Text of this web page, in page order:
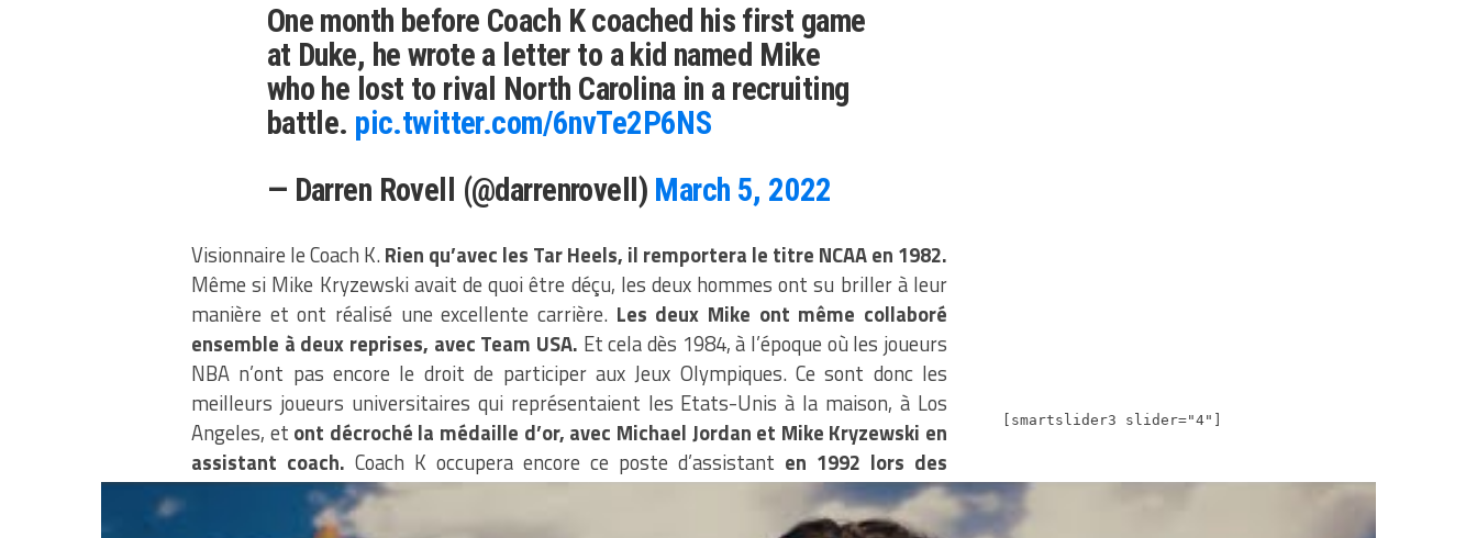
One month before Coach K coached his first game
at Duke, he wrote a letter to a kid named Mike
who he lost to rival North Carolina in a recruiting
battle. pic.twitter.com/6nvTe2P6NS
— Darren Rovell (@darrenrovell) March 5, 2022
Visionnaire le Coach K.Rien qu’avec les Tar Heels, il remportera le titre NCAA en 1982.
Même si Mike Kryzewski avait de quoi être déçu, les deux hommes ont su briller à leur
manière et ont réalisé une excellente carrière. Les deux Mike ont même collaboré
ensemble à deux reprises, avec Team USA. Et cela dès 1984, à l’époque où les joueurs
NBA n’ont pas encore le droit de participer aux Jeux Olympiques. Ce sont donc les
meilleurs joueurs universitaires qui représentaient les Etats-Unis à la maison, à Los
Angeles, et ont décroché la médaille d’or, avec Michael Jordan et Mike Kryzewski en
assistant coach. Coach K occupera encore ce poste d’assistant en 1992 lors des
mythiques JO de Barceloneoù les stars de la NBA pouvaient enfin représenter le pays
de l’Oncle Sam.
[smartslider3 slider="4"]